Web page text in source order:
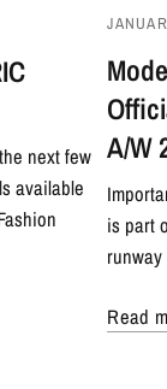
next few
available
A/W
is part
Read